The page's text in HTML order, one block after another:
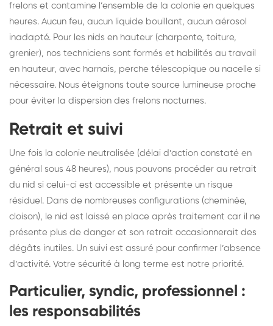
frelons et contamine l’ensemble de la colonie en quelques
heures. Aucun feu, aucun liquide bouillant, aucun aérosol
inadapté. Pour les nids en hauteur (charpente, toiture,
grenier), nos techniciens sont formés et habilités au travail
en hauteur, avec harnais, perche télescopique ou nacelle si
nécessaire. Nous éteignons toute source lumineuse proche
pour éviter la dispersion des frelons nocturnes.
Retrait et suivi
Une fois la colonie neutralisée (délai d’action constaté en
général sous 48 heures), nous pouvons procéder au retrait
du nid si celui-ci est accessible et présente un risque
résiduel. Dans de nombreuses configurations (cheminée,
cloison), le nid est laissé en place après traitement car il ne
présente plus de danger et son retrait occasionnerait des
dégâts inutiles. Un suivi est assuré pour confirmer l’absence
d’activité. Votre sécurité à long terme est notre priorité.
Particulier, syndic, professionnel :
les responsabilités